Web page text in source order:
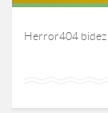
Herror404 bidez